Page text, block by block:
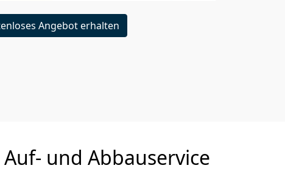
Angebot erhalten
Auf- und Abbauservice